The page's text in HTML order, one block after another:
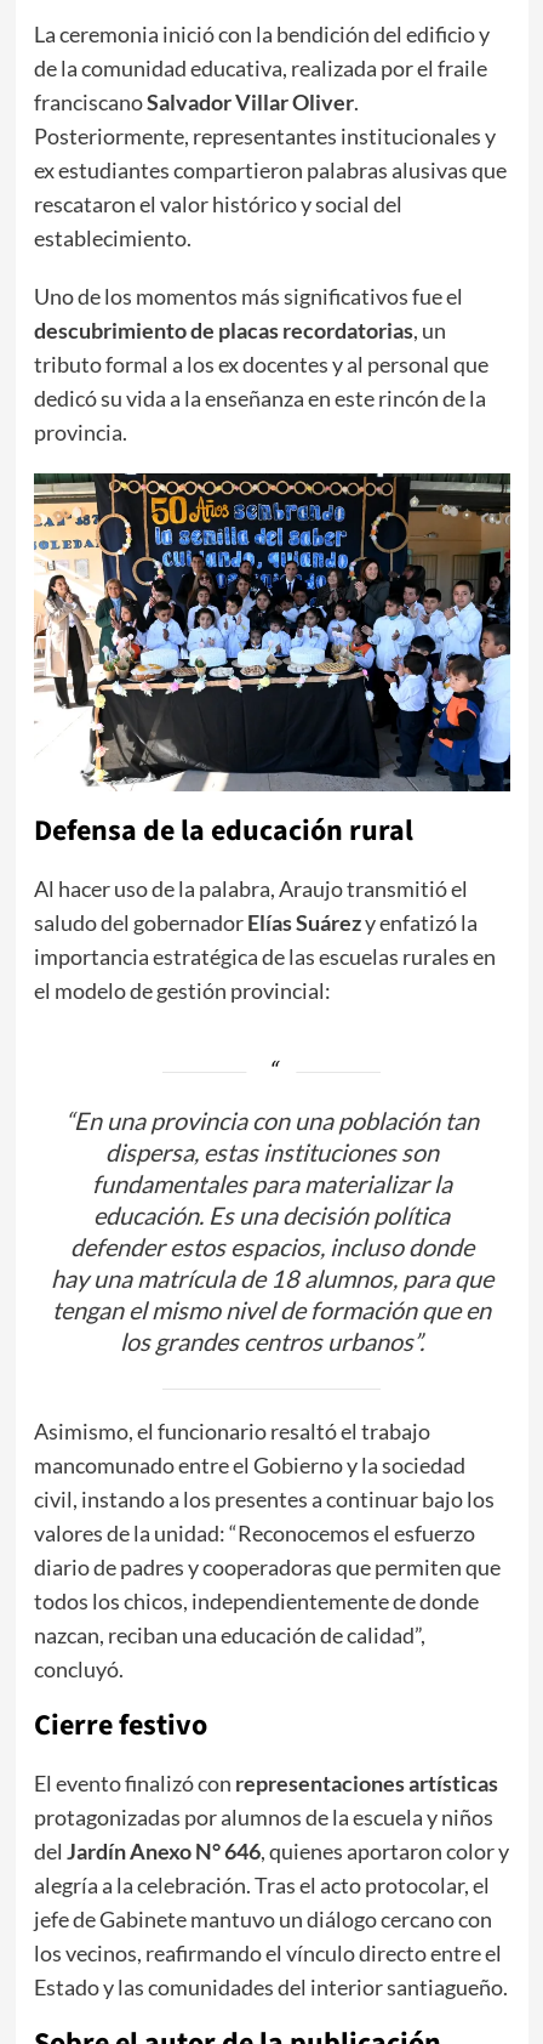
​La ceremonia inició con la bendición del edificio y
de la comunidad educativa, realizada por el fraile
franciscanoSalvador Villar Oliver.
Posteriormente, representantes institucionales y
ex estudiantes compartieron palabras alusivas que
rescataron el valor histórico y social del
establecimiento.
​Uno de los momentos más significativos fue el
descubrimiento de placas recordatorias, un
tributo formal a los ex docentes y al personal que
dedicó su vida a la enseñanza en este rincón de la
provincia.
​Defensa de la educación rural
​Al hacer uso de la palabra, Araujo transmitió el
saludo del gobernadorElías Suárezy enfatizó la
importancia estratégica de las escuelas rurales en
el modelo de gestión provincial:
​“En una provincia con una población tan
dispersa, estas instituciones son
fundamentales para materializar la
educación. Es una decisión política
defender estos espacios, incluso donde
hay una matrícula de 18 alumnos, para que
tengan el mismo nivel de formación que en
los grandes centros urbanos”.
​Asimismo, el funcionario resaltó el trabajo
mancomunado entre el Gobierno y la sociedad
civil, instando a los presentes a continuar bajo los
valores de la unidad: “Reconocemos el esfuerzo
diario de padres y cooperadoras que permiten que
todos los chicos, independientemente de donde
nazcan, reciban una educación de calidad”,
concluyó.
​Cierre festivo
​El evento finalizó con representaciones artísticas
protagonizadas por alumnos de la escuela y niños
del Jardín Anexo N° 646, quienes aportaron color y
alegría a la celebración. Tras el acto protocolar, el
jefe de Gabinete mantuvo un diálogo cercano con
los vecinos, reafirmando el vínculo directo entre el
Estado y las comunidades del interior santiagueño.